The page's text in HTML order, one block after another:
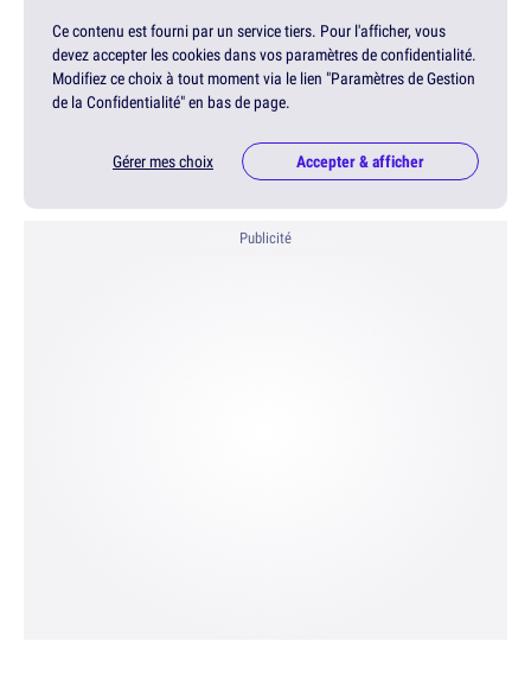
Ce contenu est fourni par un service tiers. Pour l'afficher, vous
devez accepter les cookies dans vos paramètres de confidentialité.
Modifiez ce choix à tout moment via le lien "Paramètres de Gestion
de la Confidentialité" en bas de page.
Gérer mes choix Accepter & afficher
Publicité